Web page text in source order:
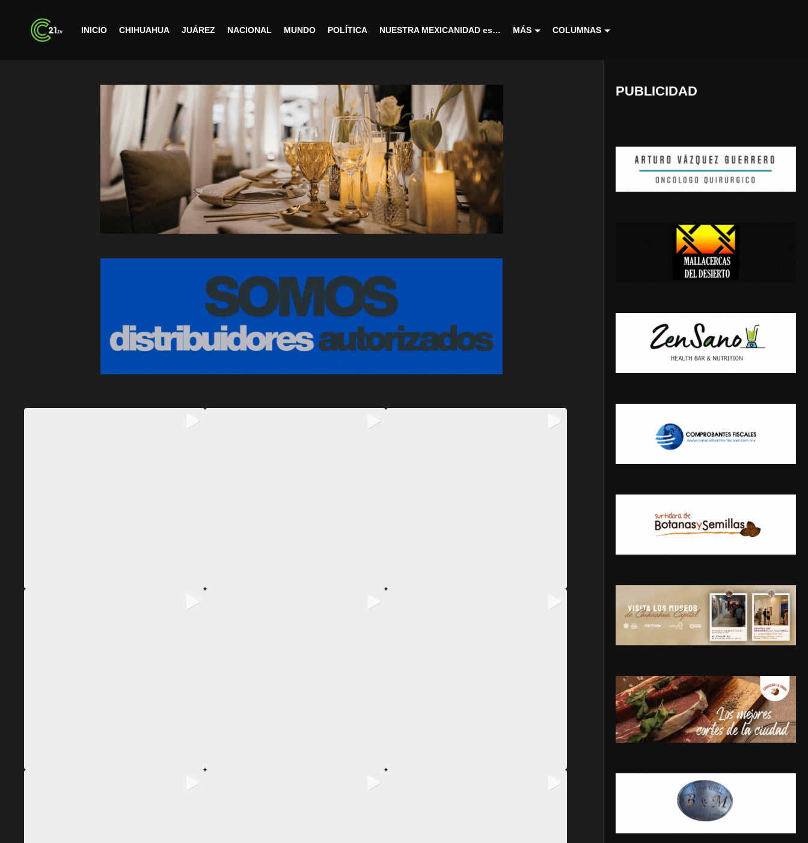
INICIO CHIHUAHUA JUÁREZ NACIONAL MUNDO POLÍTICA NUESTRA MEXICANIDAD es… MÁS COLUMNAS
PUBLICIDAD